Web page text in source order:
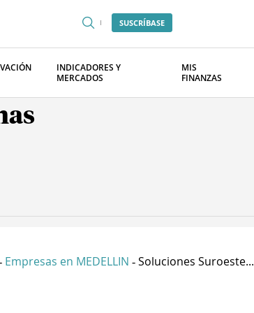
SUSCRÍBASE
INDICADORES Y
MERCADOS
MIS
FINANZAS
Empresas en MEDELLIN - Soluciones Suroeste...